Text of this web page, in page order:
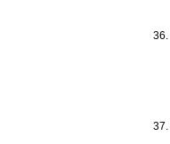
36.
37.